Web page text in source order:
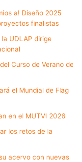
a! Diseño 2025
finalistas
UDLAP dirige
Curso de Verano de
el Mundial de Flag
en el MUTVI 2026
los retos de la
acervo con nuevas